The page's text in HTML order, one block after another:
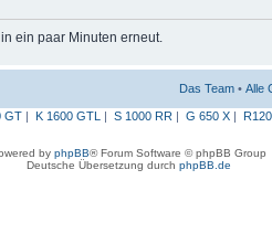
ein paar Minuten erneut.
Das Team • Alle
GT| K 1600 GTL | S 1000 RR | G 650 X|
by phpBB® Forum Software © phpBB Group
Deutsche Übersetzung durch phpBB.de